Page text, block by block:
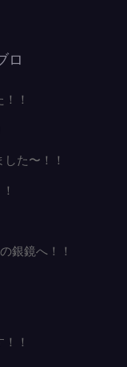
ロ
！
た〜！！
銀鏡へ！！
！